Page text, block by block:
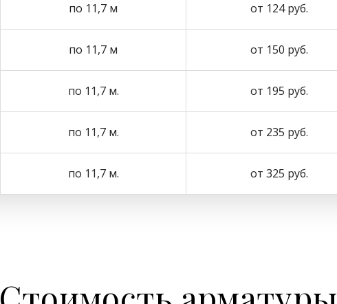
по 11,7 м от 124 руб.
по 11,7 м от 150 руб.
по 11,7 м. от 195 руб.
по 11,7 м. от 235 руб.
по 11,7 м. от 325 руб.